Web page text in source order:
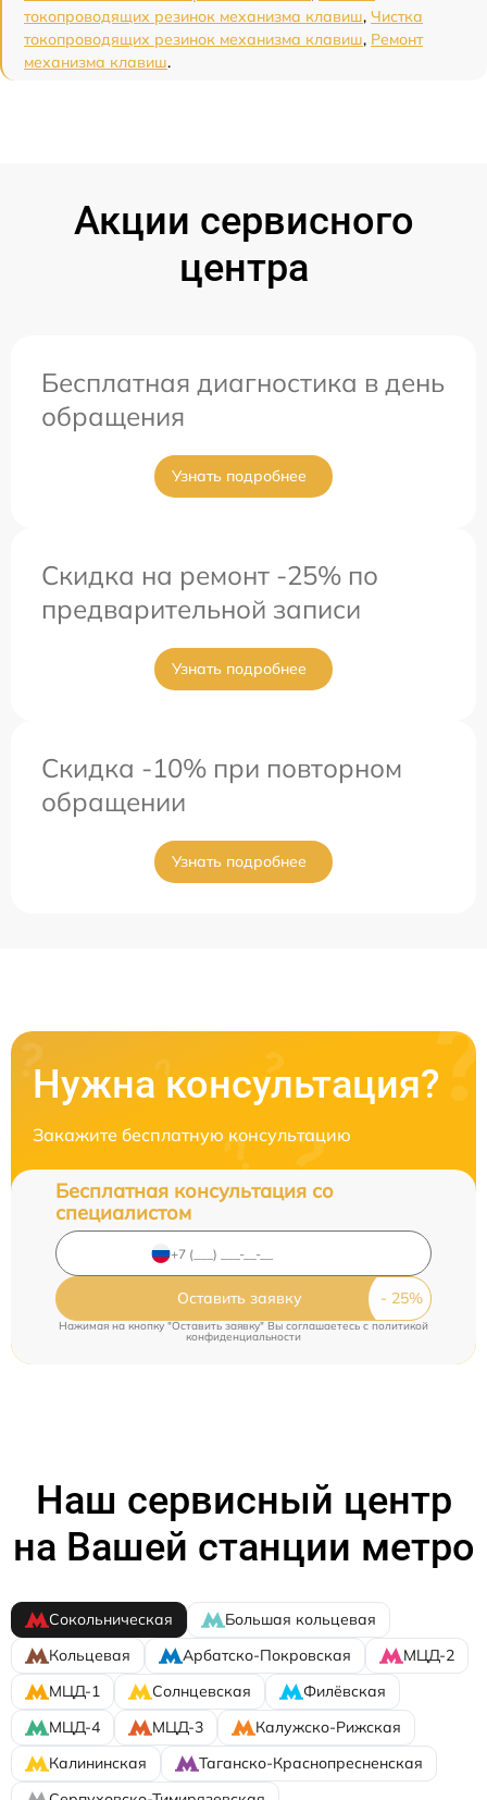
токопроводящих резинок механизма клавиш, Чистка
токопроводящих резинок механизма клавиш, Ремонт
механизма клавиш.
Акции сервисного
центра
Бесплатная диагностика в день
обращения
Узнать подробнее
Скидка на ремонт -25% по
предварительной записи
Узнать подробнее
Скидка -10% при повторном
обращении
Узнать подробнее
Нужна консультация?
Закажите бесплатную консультацию
Бесплатная консультация со
специалистом
Оставить заявку
Нажимая на кнопку "Оставить заявку" Вы соглашаетесь c политикой
конфиденциальности
Наш сервисный центр
на Вашей станции метро
Сокольническая
Большая кольцевая
Кольцевая
Арбатско-Покровская
МЦД-2
МЦД-1
Солнцевская
Филёвская
МЦД-4
МЦД-3
Калужско-Рижская
Калининская
Таганско-Краснопресненская